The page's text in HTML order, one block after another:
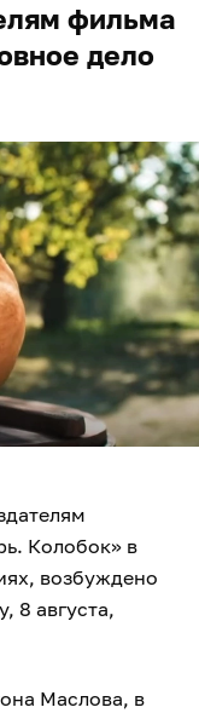
фильма
дело
Колобок» в
возбуждено
8 августа,
Маслова, в